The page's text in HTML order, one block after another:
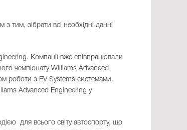
тим, зібрати всі необхідні данні
Компанії вже співпрацювали
чемпіонату Williams Advanced
роботи з EV Systems системами.
Advanced Engineering у
для всього світу автоспорту, що